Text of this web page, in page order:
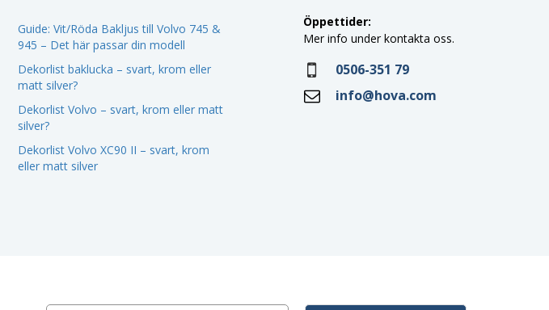
Guide: Vit/Röda Bakljus till Volvo 745 &
945 – Det här passar din modell
Dekorlist baklucka – svart, krom eller
matt silver?
Dekorlist Volvo – svart, krom eller matt
silver?
Dekorlist Volvo XC90 II – svart, krom
eller matt silver
Öppettider:
Mer info under kontakta oss.
0506-351 79
info@hova.com